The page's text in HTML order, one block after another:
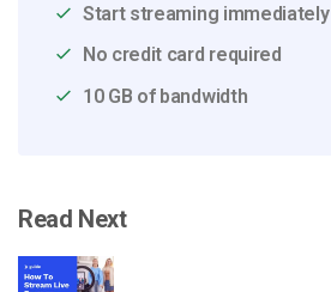
Start streaming immediately
No credit card required
10 GB of bandwidth
Read Next